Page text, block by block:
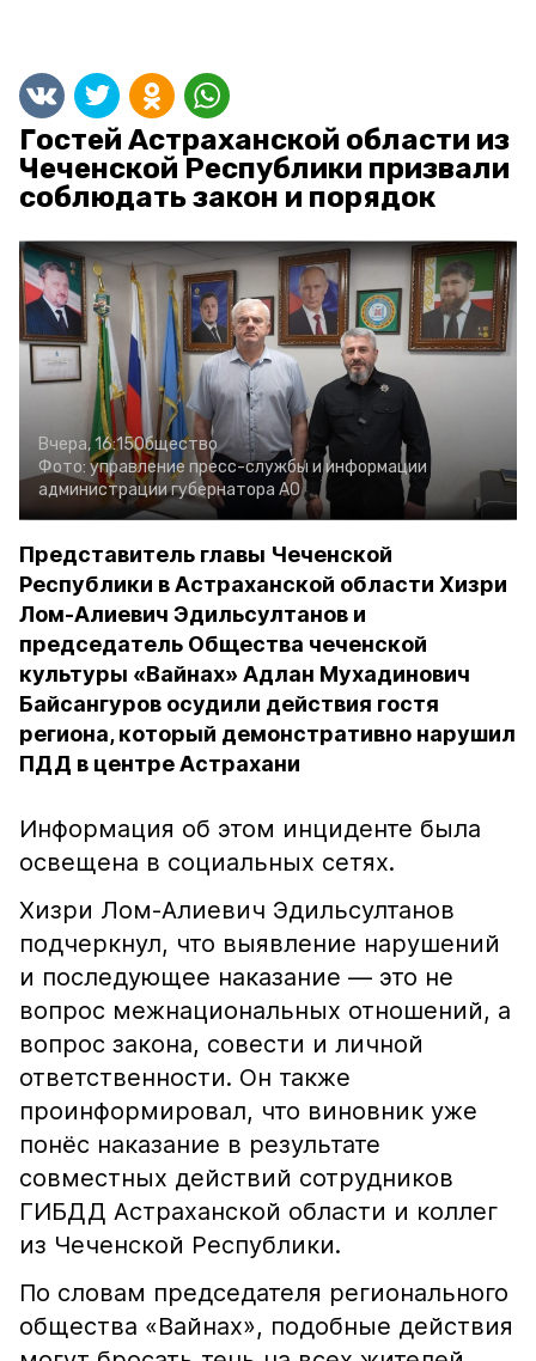
Гостей Астраханской области из
Чеченской Республики призвали
соблюдать закон и порядок
Вчера, 16:15Общество
Фото: управление пресс-службы и информации
администрации губернатора АО
Представитель главы Чеченской
Республики в Астраханской области Хизри
Лом-Алиевич Эдильсултанов и
председатель Общества чеченской
культуры «Вайнах» Адлан Мухадинович
Байсангуров осудили действия гостя
региона, который демонстративно нарушил
ПДД в центре Астрахани
Информация об этом инциденте была
освещена в социальных сетях.
Хизри Лом-Алиевич Эдильсултанов
подчеркнул, что выявление нарушений
и последующее наказание — это не
вопрос межнациональных отношений, а
вопрос закона, совести и личной
ответственности. Он также
проинформировал, что виновник уже
понёс наказание в результате
совместных действий сотрудников
ГИБДД Астраханской области и коллег
из Чеченской Республики.
По словам председателя регионального
общества «Вайнах», подобные действия